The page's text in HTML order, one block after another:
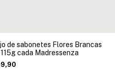
de sabonetes Flores Brancas
cada Madressenza